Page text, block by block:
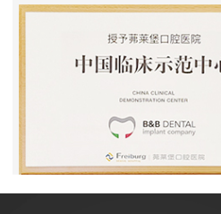
BB授权茀莱堡口腔医院